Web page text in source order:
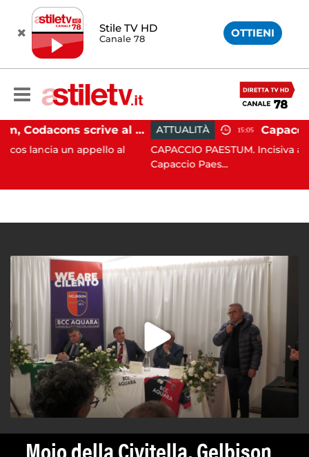
Stile TV HD
Canale 78 OTTIENI
Paestum, Codacons scrive al ministro Giuli: "Rilanciare scavi dell'Anfiteatro nell'area archeologica"
appello al
ATTUALITÀ 15:05
CAPACCIO PAESTUM. Incisiva azione del
Capaccio Paes...